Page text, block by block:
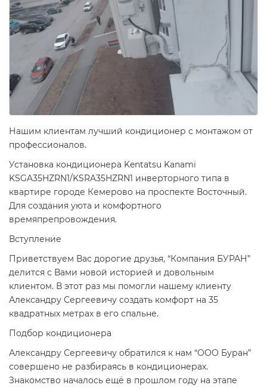
Нашим клиентам лучший кондиционер с монтажом от
профессионалов.
Установка кондиционера Kentatsu Kanami
KSGA35HZRN1/KSRA35HZRN1 инверторного типа в
квартире городе Кемерово на проспекте Восточный.
Для создания уюта и комфортного
времяпрепровождения.
Вступление
Приветствуем Вас дорогие друзья, “Компания БУРАН”
делится с Вами новой историей и довольным
клиентом. В этот раз мы помогли нашему клиенту
Александру Сергеевичу создать комфорт на 35
квадратных метрах в его спальне.
Подбор кондиционера
Александру Сергеевичу обратился к нам “ООО Буран”
совершено не разбираясь в кондиционерах.
Знакомство началось ещё в прошлом году на этапе